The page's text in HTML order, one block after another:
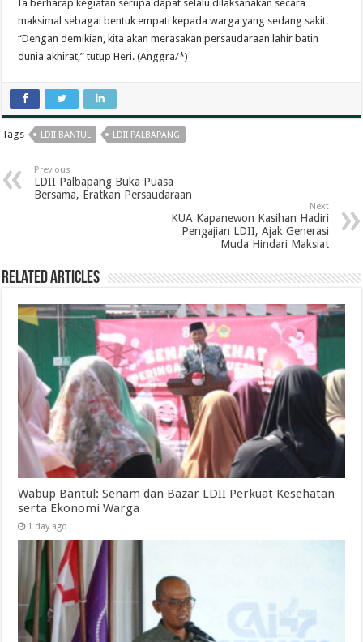
Ia berharap kegiatan serupa dapat selalu dilaksanakan secara
maksimal sebagai bentuk empati kepada warga yang sedang sakit.
“Dengan demikian, kita akan merasakan persaudaraan lahir batin
dunia akhirat,” tutup Heri. (Anggra/*)
Tags LDII BANTUL LDII PALBAPANG
Previous
LDII Palbapang Buka Puasa
Bersama, Eratkan Persaudaraan
Next
KUA Kapanewon Kasihan Hadiri
Pengajian LDII, Ajak Generasi
Muda Hindari Maksiat
Related Articles
Wabup Bantul: Senam dan Bazar LDII Perkuat Kesehatan
serta Ekonomi Warga
1 day ago